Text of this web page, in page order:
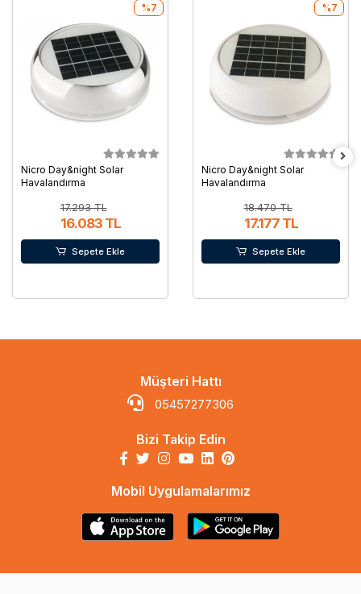
Nicro Day&night Solar
Havalandırma
17.293 TL
16.083 TL
%7
Sepete Ekle
Nicro Day&night Solar
Havalandırma
18.470 TL
17.177 TL
%7
Sepete Ekle
Müşteri Hattı
05457277306
Bizi Takip Edin
Mobil Uygulamalarımız